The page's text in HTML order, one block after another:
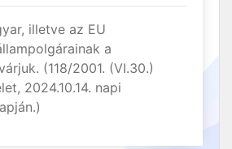
illetve az EU
a
(118/2001. (VI.30.)
2024.10.14. napi